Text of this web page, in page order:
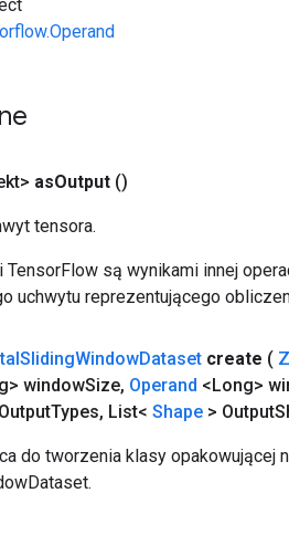
asOutput ()
tensora.
są wynikami innej
uchwytu reprezentującego
SlidingWindowDataset create (
windowSize, Operand <Long>
Types, List< Shape > Output
do tworzenia klasy opakowującej